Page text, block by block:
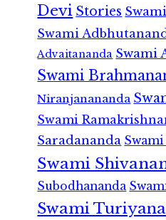
Devi Stories
Swami
Advaitananda Swami
Swami
Niranjanananda
Swami
Saradananda
Swami
Subodhananda
Swami